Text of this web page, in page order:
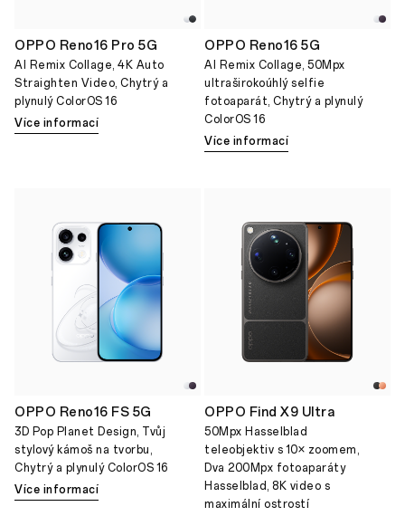
OPPO Reno16 Pro 5G
AI Remix Collage, 4K Auto
Straighten Video, Chytrý a
plynulý ColorOS 16
Více informací
OPPO Reno16 5G
AI Remix Collage, 50Mpx
ultraširokoúhlý selfie
fotoaparát, Chytrý a plynulý
ColorOS 16
Více informací
OPPO Reno16 FS 5G
3D Pop Planet Design, Tvůj
stylový kámoš na tvorbu,
Chytrý a plynulý ColorOS 16
Více informací
OPPO Find X9 Ultra
50Mpx Hasselblad
teleobjektiv s 10× zoomem,
Dva 200Mpx fotoaparáty
Hasselblad, 8K video s
maximální ostrostí